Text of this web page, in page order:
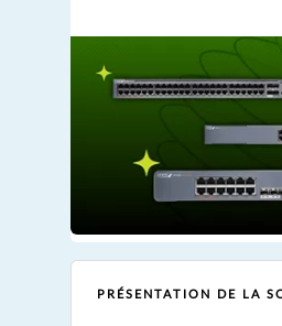
PRÉSENTATION DE LA